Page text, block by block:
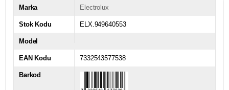
Marka Electrolux
Stok Kodu ELX.949640553
Model
EAN Kodu 7332543577538
Barkod